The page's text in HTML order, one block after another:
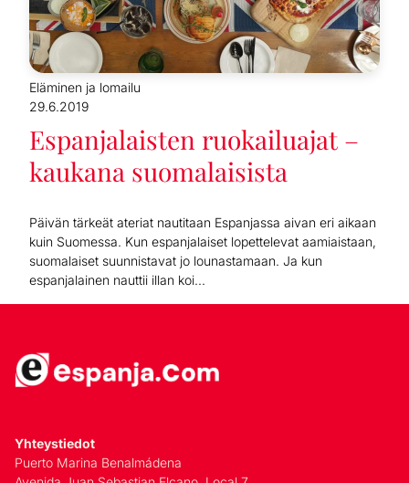
Eläminen ja lomailu
29.6.2019
Espanjalaisten ruokailuajat –
kaukana suomalaisista
Päivän tärkeät ateriat nautitaan Espanjassa aivan eri aikaan
kuin Suomessa. Kun espanjalaiset lopettelevat aamiaistaan,
suomalaiset suunnistavat jo lounastamaan. Ja kun
espanjalainen nauttii illan koi...
Yhteystiedot
Puerto Marina Benalmádena